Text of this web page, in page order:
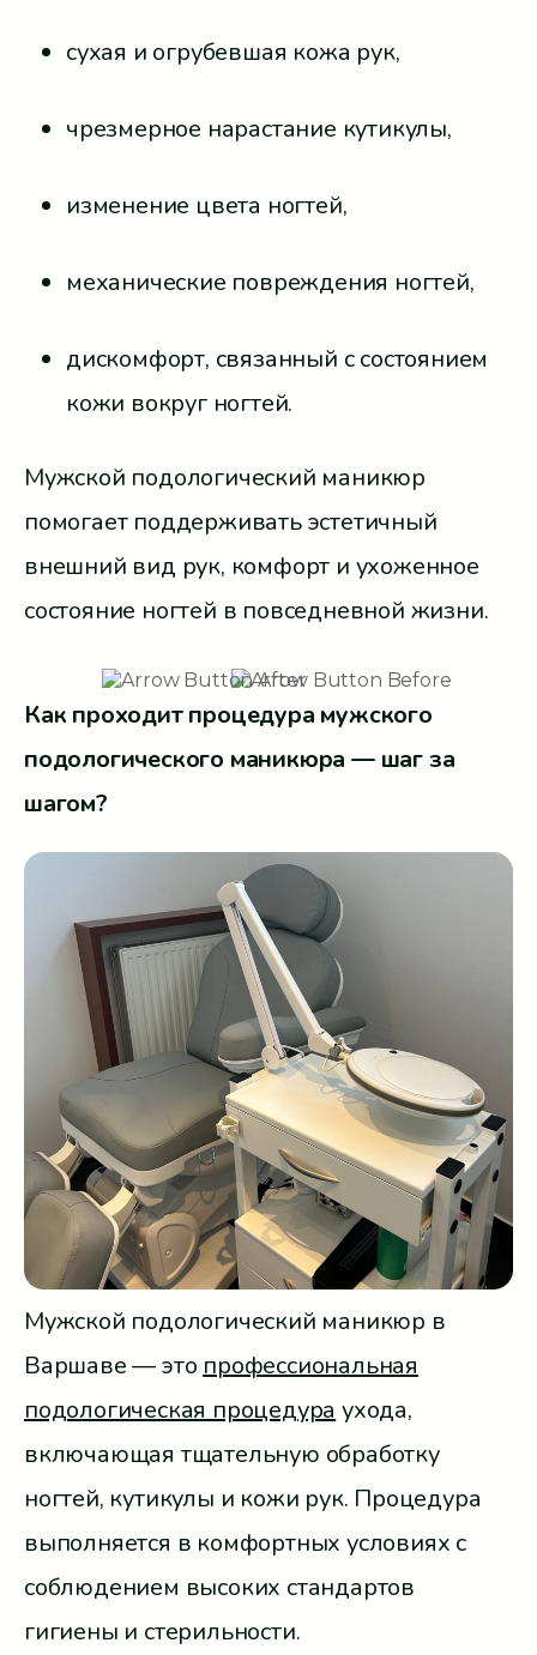
сухая и огрубевшая кожа рук,
чрезмерное нарастание кутикулы,
изменение цвета ногтей,
механические повреждения ногтей,
дискомфорт, связанный с состоянием
кожи вокруг ногтей.
Мужской подологический маникюр
помогает поддерживать эстетичный
внешний вид рук, комфорт и ухоженное
состояние ногтей в повседневной жизни.
Как проходит процедура мужского
подологического маникюра — шаг за
шагом?
Мужской подологический маникюр в
Варшаве — этопрофессиональная
подологическая процедураухода,
включающая тщательную обработку
ногтей, кутикулы и кожи рук. Процедура
выполняется в комфортных условиях с
соблюдением высоких стандартов
гигиены и стерильности.